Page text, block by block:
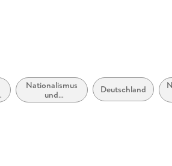
Nationalismus
und
nationalistische
Deutschland